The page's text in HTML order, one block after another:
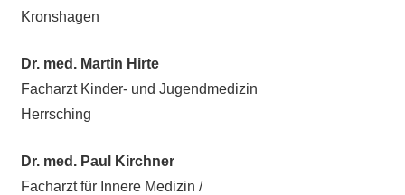
Kronshagen
Dr. med. Martin Hirte
Facharzt Kinder- und Jugendmedizin
Herrsching
Dr. med. Paul Kirchner
Facharzt für Innere Medizin /